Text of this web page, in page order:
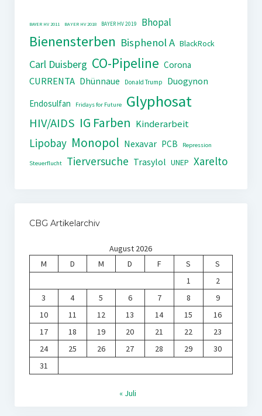
BAYER HV 2011 BAYER HV 2018 BAYER HV 2019 Bhopal
Bienensterben Bisphenol A BlackRock
Carl Duisberg CO-Pipeline Corona
CURRENTA Dhünnaue Donald Trump
Duogynon
Endosulfan
Fridays for Future Glyphosat
HIV/AIDS IG Farben Kinderarbeit
Lipobay Monopol Nexavar PCB Repression
Steuerflucht Tierversuche Trasylol UNEP Xarelto
CBG Artikelarchiv
August 2026
M
D M D F S
S
1
2
3
4 5 6 7 8
9
10
11 12 13 14 15
16
17
18 19 20 21 22
23
24
25 26 27 28 29
30
31
« Juli